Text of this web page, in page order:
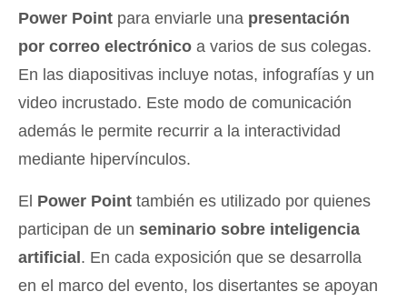
Power Point para enviarle una presentación
por correo electrónico a varios de sus colegas.
En las diapositivas incluye notas, infografías y un
video incrustado. Este modo de comunicación
además le permite recurrir a la interactividad
mediante hipervínculos.
El Power Point también es utilizado por quienes
participan de un seminario sobre inteligencia
artificial. En cada exposición que se desarrolla
en el marco del evento, los disertantes se apoyan